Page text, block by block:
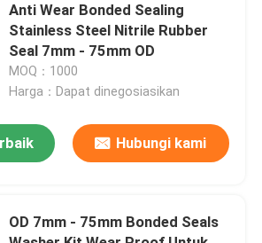
Anti Wear Bonded Sealing
Stainless Steel Nitrile Rubber
Seal 7mm - 75mm OD
MOQ：1000
Harga：Dapat dinegosiasikan
Hubungi kami
OD 7mm - 75mm Bonded Seals